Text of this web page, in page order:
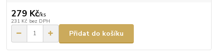
279 Kč/ks
231 Kč bez DPH
Přidat do košíku